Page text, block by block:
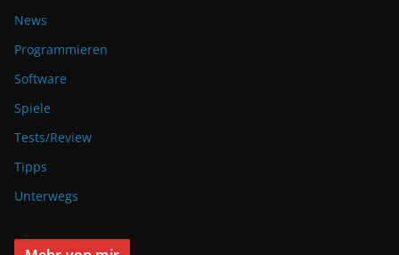
News
Programmieren
Software
Spiele
Tests/Review
Tipps
Unterwegs